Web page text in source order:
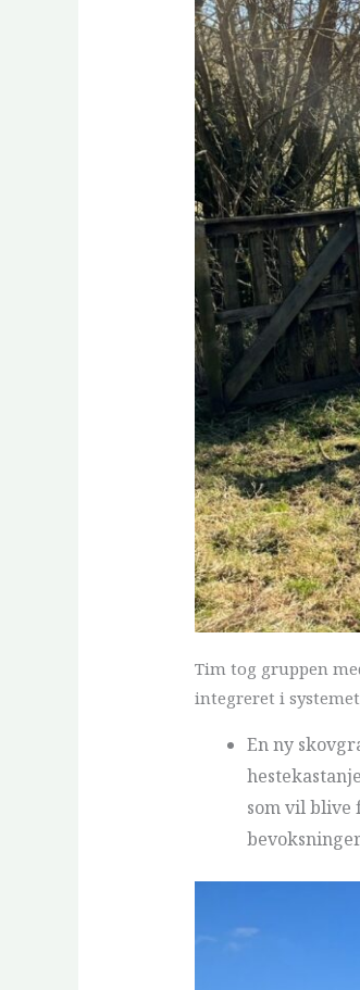
Tim tog gruppen
integreret i
En ny
som vil blive